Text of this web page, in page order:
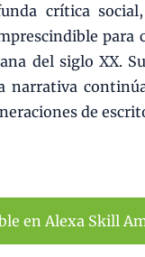
crítica
para
del siglo XX.
narrativa
de
en Alexa Skill